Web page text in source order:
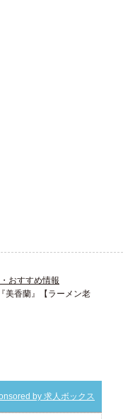
おすすめ情報
美香蘭』【ラーメン老
by 求人ボックス